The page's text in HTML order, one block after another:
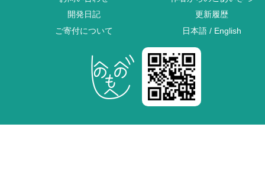
開発日記
更新履歴
ご寄付について
日本語 / English